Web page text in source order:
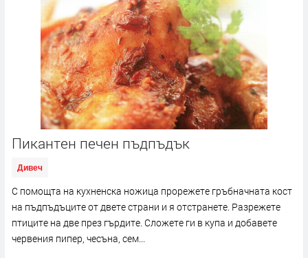
Пикантен печен пъдпъдък
Дивеч
С помощта на кухненска ножица прорежете гръбначната кост
на пъдпъдъците от двете страни и я отстранете. Разрежете
птиците на две през гърдите. Сложете ги в купа и добавете
червения пипер, чесъна, сем...